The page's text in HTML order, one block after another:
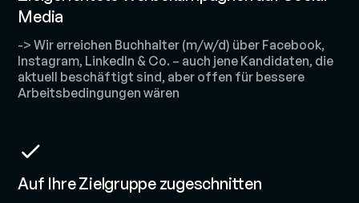
Media
-> Wir erreichen Buchhalter (m/w/d) über Facebook,
Instagram, LinkedIn & Co. – auch jene Kandidaten, die
aktuell beschäftigt sind, aber offen für bessere
Arbeitsbedingungen wären
Auf Ihre Zielgruppe zugeschnitten